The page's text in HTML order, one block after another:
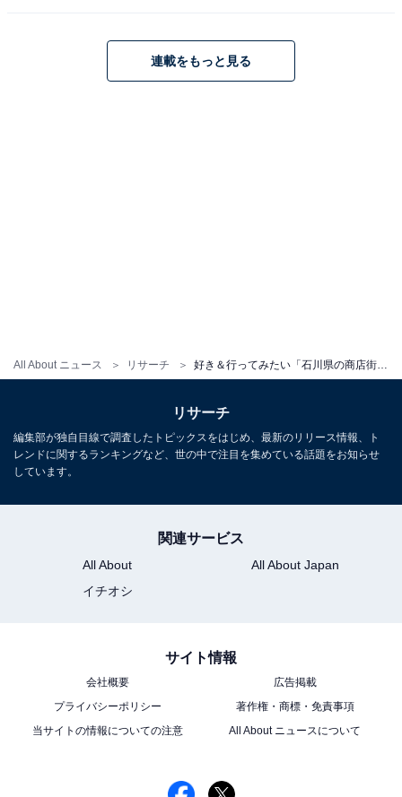
All About ニュース リサーチ
連載をもっと見る
リサーチ
編集部が独自目線で調査したトピックスをはじめ、最新のリリース情報、ト
レンドに関するランキングなど、世の中で注目を集めている話題をお知らせ
しています。
関連サービス
All About
All About Japan
イチオシ
サイト情報
会社概要
広告掲載
プライバシーポリシー
著作権・商標・免責事項
当サイトの情報についての注意
All About ニュースについて